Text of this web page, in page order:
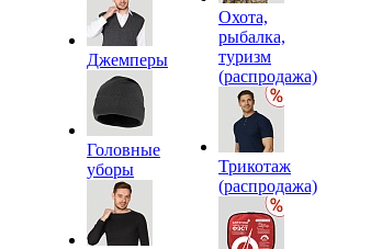
Джемперы
Головные
уборы
Охота,
рыбалка,
туризм
(распродажа)
Трикотаж
(распродажа)